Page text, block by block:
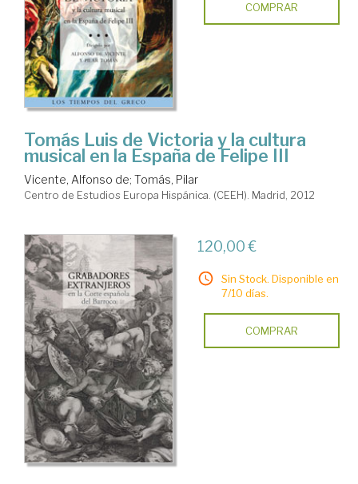
COMPRAR
Tomás Luis de Victoria y la cultura
musical en la España de Felipe III
Vicente, Alfonso de; Tomás, Pilar
Centro de Estudios Europa Hispánica. (CEEH). Madrid, 2012
120,00 €
Sin Stock. Disponible en
7/10 días.
COMPRAR